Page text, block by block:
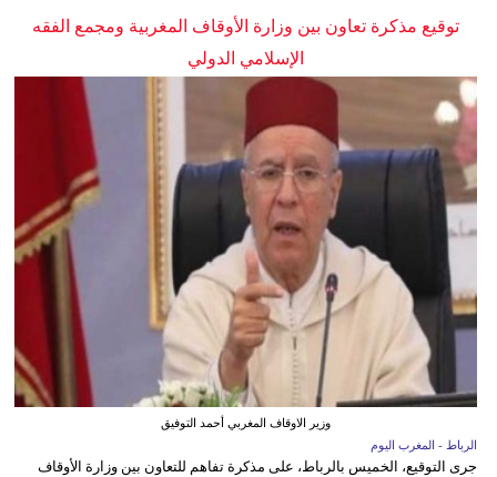
توقيع مذكرة تعاون بين وزارة الأوقاف المغربية ومجمع الفقه
الإسلامي الدولي
وزير الاوقاف المغربي أحمد التوفيق
الرباط - المغرب اليوم
جرى التوقيع، الخميس بالرباط، على مذكرة تفاهم للتعاون بين وزارة الأوقاف